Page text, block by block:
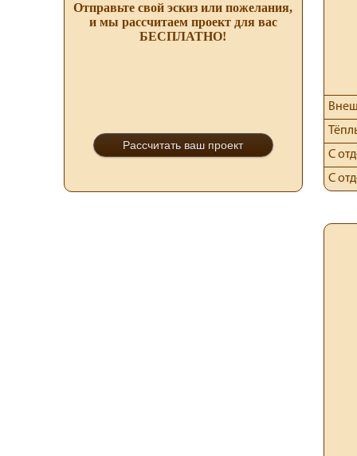
Отправьте свой эскиз или пожелания,
и мы рассчитаем проект для вас
БЕСПЛАТНО!
Рассчитать ваш проект
С
С